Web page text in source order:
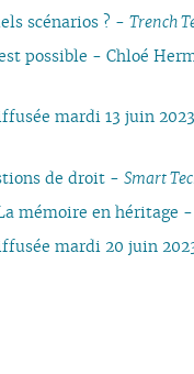
scénarios ? - Trench
possible - Chloé
mardi 13 juin
de droit - Smart
mémoire en héritage -
mardi 20 juin